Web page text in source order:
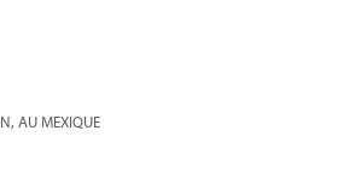
AU MEXIQUE